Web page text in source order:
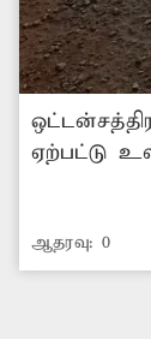
ஏற்பட்டு
வீணாக
குண்டும்,
ஆதரவு: 0